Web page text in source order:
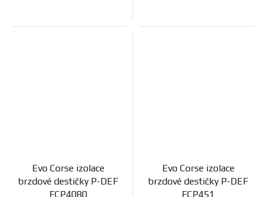
Evo Corse izolace
brzdové destičky P-DEF
FCP4080
Evo Corse izolace
brzdové destičky P-DEF
FCP451